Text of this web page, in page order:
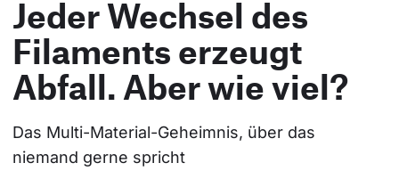
Jeder Wechsel des
Filaments erzeugt
Abfall. Aber wie viel?
Das Multi-Material-Geheimnis, über das
niemand gerne spricht